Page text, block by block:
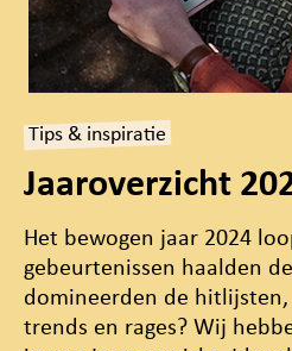
Tips & inspiratie
Jaaroverzicht
Het bewogen jaar 2024
gebeurtenissen haalden
domineerden de
trends en rages? Wij